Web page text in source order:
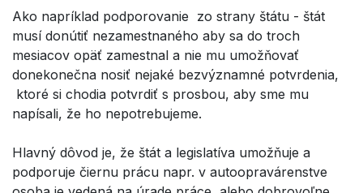
Ako napríklad podporovanie zo strany štátu - štát
musí donútiť nezamestnaného aby sa do troch
mesiacov opäť zamestnal a nie mu umožňovať
donekonečna nosiť nejaké bezvýznamné potvrdenia,
ktoré si chodia potvrdiť s prosbou, aby sme mu
napísali, že ho nepotrebujeme.
Hlavný dôvod je, že štát a legislatíva umožňuje a
podporuje čiernu prácu napr. v autoopravárenstve